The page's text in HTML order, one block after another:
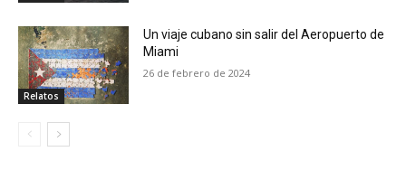
Relatos
Un viaje cubano sin salir del Aeropuerto de
Miami
26 de febrero de 2024